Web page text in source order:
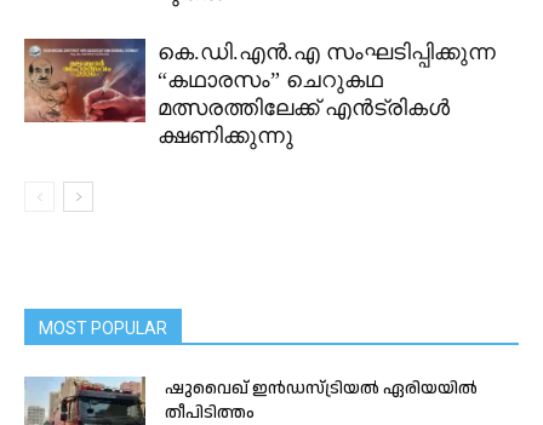
കെ.ഡി.എൻ.എ സംഘടിപ്പിക്കുന്ന
“കഥാരസം” ചെറുകഥ
മത്സരത്തിലേക്ക് എൻട്രികൾ
ക്ഷണിക്കുന്നു
MOST POPULAR
ഷുവൈഖ് ഇൻഡസ്ട്രിയൽ ഏരിയയിൽ
തീപിടിത്തം